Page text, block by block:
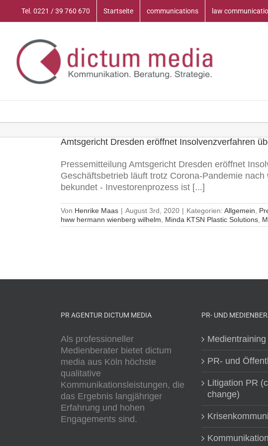
Tel. 0221 / 39 760 670 Startseite communications law
Amtsgericht Dresden eröffnet Insolvenzverfahren
Pressemitteilung Amtsgericht Dresden eröffnet
Geschäftsbetrieb läuft trotz Corona-Pandemie
bekundet - Investorenprozess ist [...]
Von Henrike Maas | August 3rd, 2020 | Kategorien: Allgemein
hww hermann wienberg wilhelm
Minda KTSN Plastic Solutions
PR AGENTUR DICTUM MEDIA
Als professioneller
Medienberater bietet dictum
media aus Köln höchste
qualitative
Kommunikationsleistungen, die
das Ergebnis langjähriger
Erfahrung und hohen
Engagements sind.
PR- UND
Medientraining
PR- und
Litigation PR
change)